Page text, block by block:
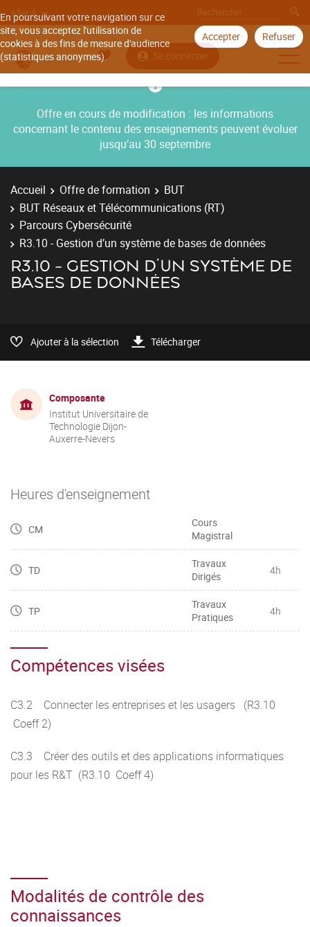
En poursuivant votre navigation sur ce
site, vous acceptez l'utilisation de
cookies à des fins de mesure d'audience
(statistiques anonymes).
Accepter Refuser
Aller à
Se connecter
Offre en cours de modification : les informations
concernant le contenu des enseignements peuvent évoluer
jusqu’au 30 septembre
Accueil Offre de formation
BUT
BUT Réseaux et Télécommunications (RT)
Parcours Cybersécurité
R3.10 - Gestion d’un système de bases de données
R3.10 - GESTION D’UN SYSTÈME DE
BASES DE DONNÉES
Ajouter à la sélection Télécharger
Composante
Institut Universitaire de
Technologie Dijon-
Auxerre-Nevers
Heures d'enseignement
CM
Cours
Magistral
TD
Travaux
Dirigés
4h
TP
Travaux
Pratiques
4h
Compétences visées
C3.2 Connecter les entreprises et les usagers (R3.10
Coeff 2)
C3.3 Créer des outils et des applications informatiques
pour les R&T (R3.10 Coeff 4)
Modalités de contrôle des
connaissances